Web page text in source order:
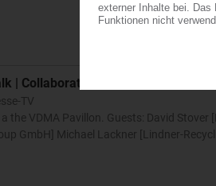
| Collaboration makes Circular
TV
the VDMA Pavillon. Guests: David Stover
GmbH] Michael Lackner [Lindner-